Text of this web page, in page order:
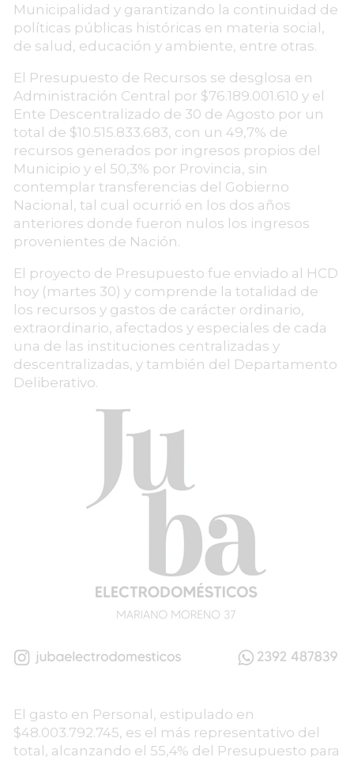
Municipalidad y garantizando la continuidad de
políticas públicas históricas en materia social,
de salud, educación y ambiente, entre otras.
El Presupuesto de Recursos se desglosa en
Administración Central por $76.189.001.610 y el
Ente Descentralizado de 30 de Agosto por un
total de $10.515.833.683, con un 49,7% de
recursos generados por ingresos propios del
Municipio y el 50,3% por Provincia, sin
contemplar transferencias del Gobierno
Nacional, tal cual ocurrió en los dos años
anteriores donde fueron nulos los ingresos
provenientes de Nación.
El proyecto de Presupuesto fue enviado al HCD
hoy (martes 30) y comprende la totalidad de
los recursos y gastos de carácter ordinario,
extraordinario, afectados y especiales de cada
una de las instituciones centralizadas y
descentralizadas, y también del Departamento
Deliberativo.
El gasto en Personal, estipulado en
$48.003.792.745, es el más representativo del
total, alcanzando el 55,4% del Presupuesto para